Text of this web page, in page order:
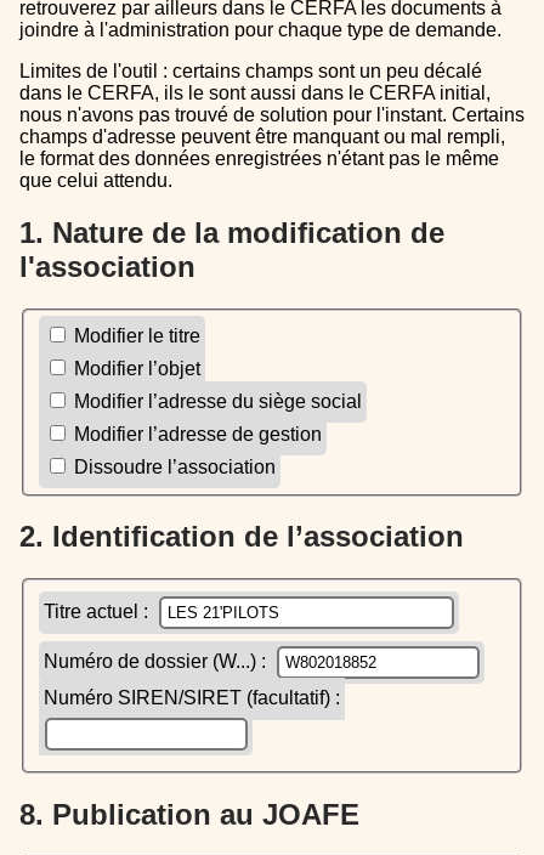
retrouverez par ailleurs dans le CERFA les documents à
joindre à l'administration pour chaque type de demande.
Limites de l'outil : certains champs sont un peu décalé
dans le CERFA, ils le sont aussi dans le CERFA initial,
nous n'avons pas trouvé de solution pour l'instant. Certains
champs d'adresse peuvent être manquant ou mal rempli,
le format des données enregistrées n'étant pas le même
que celui attendu.
1. Nature de la modification de
l'association
Modifier le titre
Modifier l’objet
Modifier l’adresse du siège social
Modifier l’adresse de gestion
Dissoudre l’association
2. Identification de l’association
Titre actuel :
Numéro de dossier (W...) :
Numéro SIREN/SIRET (facultatif) :
8. Publication au JOAFE